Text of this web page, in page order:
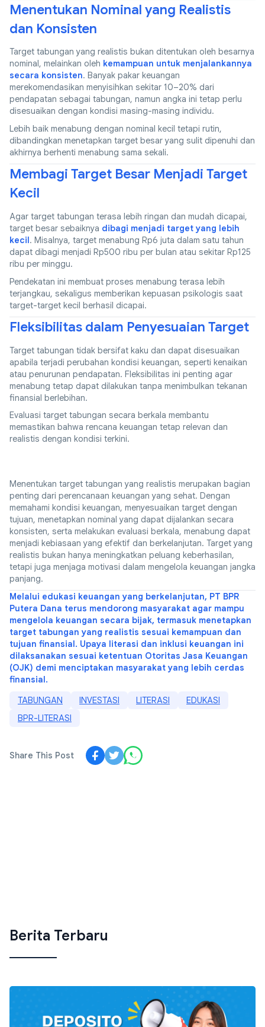
Menentukan Nominal yang Realistis
dan Konsisten
Target tabungan yang realistis bukan ditentukan oleh besarnya
nominal, melainkan oleh kemampuan untuk menjalankannya
secara konsisten. Banyak pakar keuangan
merekomendasikan menyisihkan sekitar 10–20% dari
pendapatan sebagai tabungan, namun angka ini tetap perlu
disesuaikan dengan kondisi masing-masing individu.
Lebih baik menabung dengan nominal kecil tetapi rutin,
dibandingkan menetapkan target besar yang sulit dipenuhi dan
akhirnya berhenti menabung sama sekali.
Membagi Target Besar Menjadi Target
Kecil
Agar target tabungan terasa lebih ringan dan mudah dicapai,
target besar sebaiknya dibagi menjadi target yang lebih
kecil. Misalnya, target menabung Rp6 juta dalam satu tahun
dapat dibagi menjadi Rp500 ribu per bulan atau sekitar Rp125
ribu per minggu.
Pendekatan ini membuat proses menabung terasa lebih
terjangkau, sekaligus memberikan kepuasan psikologis saat
target-target kecil berhasil dicapai.
Fleksibilitas dalam Penyesuaian Target
Target tabungan tidak bersifat kaku dan dapat disesuaikan
apabila terjadi perubahan kondisi keuangan, seperti kenaikan
atau penurunan pendapatan. Fleksibilitas ini penting agar
menabung tetap dapat dilakukan tanpa menimbulkan tekanan
finansial berlebihan.
Evaluasi target tabungan secara berkala membantu
memastikan bahwa rencana keuangan tetap relevan dan
realistis dengan kondisi terkini.
Menentukan target tabungan yang realistis merupakan bagian
penting dari perencanaan keuangan yang sehat. Dengan
memahami kondisi keuangan, menyesuaikan target dengan
tujuan, menetapkan nominal yang dapat dijalankan secara
konsisten, serta melakukan evaluasi berkala, menabung dapat
menjadi kebiasaan yang efektif dan berkelanjutan. Target yang
realistis bukan hanya meningkatkan peluang keberhasilan,
tetapi juga menjaga motivasi dalam mengelola keuangan jangka
panjang.
Melalui edukasi keuangan yang berkelanjutan, PT BPR
Putera Dana terus mendorong masyarakat agar mampu
mengelola keuangan secara bijak, termasuk menetapkan
target tabungan yang realistis sesuai kemampuan dan
tujuan finansial. Upaya literasi dan inklusi keuangan ini
dilaksanakan sesuai ketentuan Otoritas Jasa Keuangan
(OJK) demi menciptakan masyarakat yang lebih cerdas
finansial.
TABUNGAN
INVESTASI LITERASI
EDUKASI
BPR-LITERASI
Share This Post
Berita Terbaru